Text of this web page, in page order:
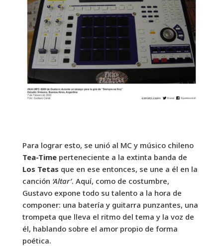
Para lograr esto, se unió al MC y músico chileno
Tea-Time perteneciente a la extinta banda de
Los Tetas que en ese entonces, se une a él en la
canción ‘Altar’. Aquí, como de costumbre,
Gustavo expone todo su talento a la hora de
componer: una batería y guitarra punzantes, una
trompeta que lleva el ritmo del tema y la voz de
él, hablando sobre el amor propio de forma
poética.